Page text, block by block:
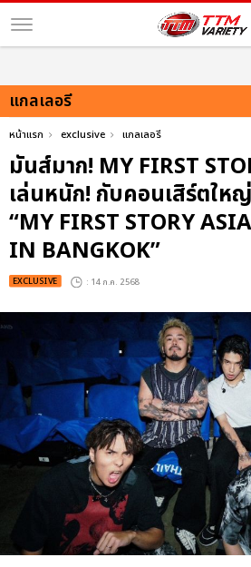
แกลเลอรี
หน้าแรก exclusive แกลเลอรี
มันส์มาก! MY FIRST
เล่นหนัก! กับคอนเสิร์ตให
“MY FIRST STORY
IN BANGKOK”
EXCLUSIVE : 14 ก.ค. 2568